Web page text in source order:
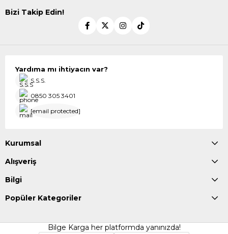
Bizi Takip Edin!
Yardıma mı ihtiyacın var?
S.S.S.
0850 305 3401
[email protected]
Kurumsal
Alışveriş
Bilgi
Popüler Kategoriler
Bilge Karga her platformda yanınızda!